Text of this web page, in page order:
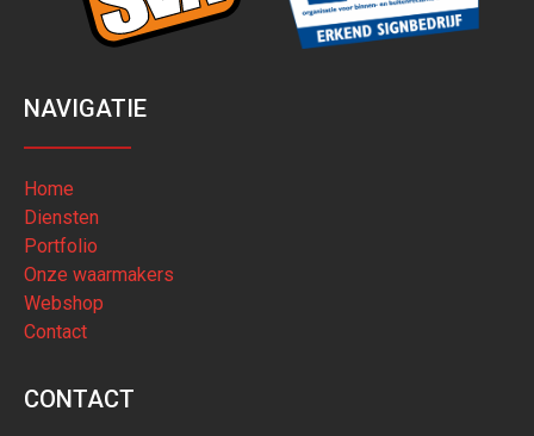
NAVIGATIE
Home
Diensten
Portfolio
Onze waarmakers
Webshop
Contact
CONTACT